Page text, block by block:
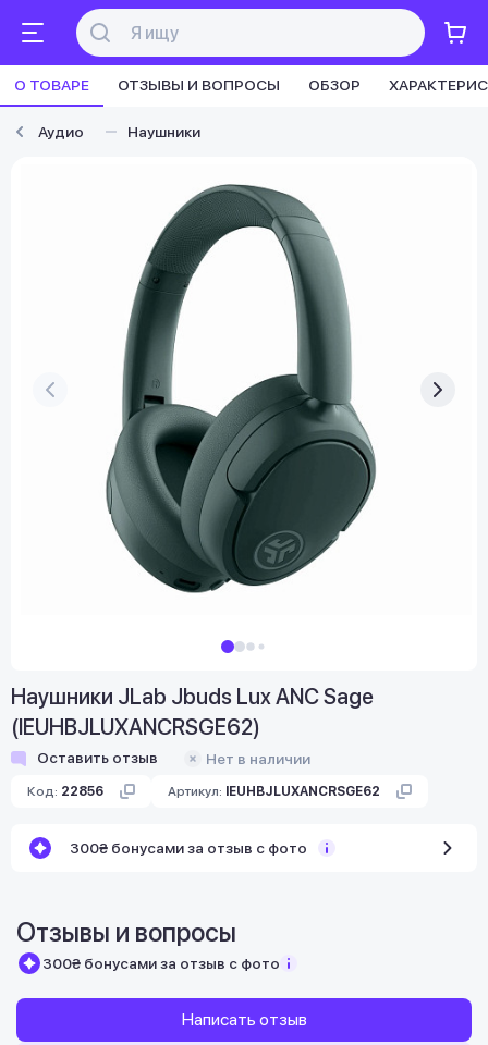
О ТОВАРЕ ОТЗЫВЫ И ВОПРОСЫ ОБЗОР
Аудио Наушники
Наушники JLab Jbuds Lux ANC Sage
(IEUHBJLUXANCRSGE62)
Оставить отзыв Нет в наличии
Код: 22856 Артикул: IEUHBJLUXANCRSGE62
300₴ бонусами за отзыв с фото
Отзывы и вопросы
300₴ бонусами за отзыв с фото
Написать отзыв